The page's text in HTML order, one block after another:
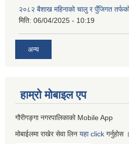
२०८२ बैशाख महिनाको चालु र पुँजिगत
मिति: 06/04/2025 - 10:19
अन्य
हाम्रो माेबाइल एप
गौरीगङ्गा नगरपालिकाको Mobile App
मोबाईलमा राखेर सेवा लिन यहाclick गर्नुहाेस ।